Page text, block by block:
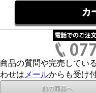
商品の質問や完売してい
わせは メールからも受け
前の商品へ